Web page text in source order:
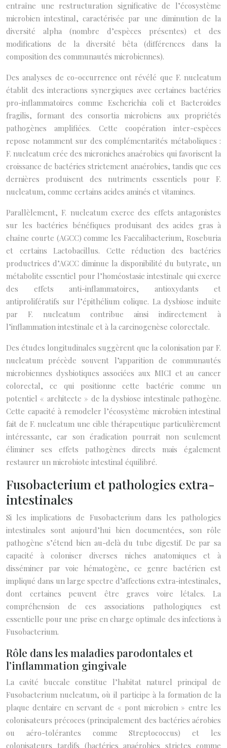
entraîne une restructuration significative de l’écosystème
microbien intestinal, caractérisée par une diminution de la
diversité alpha (nombre d’espèces présentes) et des
modifications de la diversité bêta (différences dans la
composition des communautés microbiennes).
Des analyses de co-occurrence ont révélé que F. nucleatum
établit des interactions synergiques avec certaines bactéries
pro-inflammatoires comme Escherichia coli et Bacteroides
fragilis, formant des consortia microbiens aux propriétés
pathogènes amplifiées. Cette coopération inter-espèces
repose notamment sur des complémentarités métaboliques :
F. nucleatum crée des microniches anaérobies qui favorisent la
croissance de bactéries strictement anaérobies, tandis que ces
dernières produisent des nutriments essentiels pour F.
nucleatum, comme certains acides aminés et vitamines.
Parallèlement, F. nucleatum exerce des effets antagonistes
sur les bactéries bénéfiques produisant des acides gras à
chaîne courte (AGCC) comme les Faecalibacterium, Roseburia
et certains Lactobacillus. Cette réduction des bactéries
productrices d’AGCC diminue la disponibilité du butyrate, un
métabolite essentiel pour l’homéostasie intestinale qui exerce
des effets anti-inflammatoires, antioxydants et
antiprolifératifs sur l’épithélium colique. La dysbiose induite
par F. nucleatum contribue ainsi indirectement à
l’inflammation intestinale et à la carcinogenèse colorectale.
Des études longitudinales suggèrent que la colonisation par F.
nucleatum précède souvent l’apparition de communautés
microbiennes dysbiotiques associées aux MICI et au cancer
colorectal, ce qui positionne cette bactérie comme un
potentiel « architecte » de la dysbiose intestinale pathogène.
Cette capacité à remodeler l’écosystème microbien intestinal
fait de F. nucleatum une cible thérapeutique particulièrement
intéressante, car son éradication pourrait non seulement
éliminer ses effets pathogènes directs mais également
restaurer un microbiote intestinal équilibré.
Fusobacterium et pathologies extra-
intestinales
Si les implications de Fusobacterium dans les pathologies
intestinales sont aujourd’hui bien documentées, son rôle
pathogène s’étend bien au-delà du tube digestif. De par sa
capacité à coloniser diverses niches anatomiques et à
disséminer par voie hématogène, ce genre bactérien est
impliqué dans un large spectre d’affections extra-intestinales,
dont certaines peuvent être graves voire létales. La
compréhension de ces associations pathologiques est
essentielle pour une prise en charge optimale des infections à
Fusobacterium.
Rôle dans les maladies parodontales et
l’inflammation gingivale
La cavité buccale constitue l’habitat naturel principal de
Fusobacterium nucleatum, où il participe à la formation de la
plaque dentaire en servant de « pont microbien » entre les
colonisateurs précoces (principalement des bactéries aérobies
ou aéro-tolérantes comme Streptococcus) et les
colonisateurs tardifs (bactéries anaérobies strictes comme